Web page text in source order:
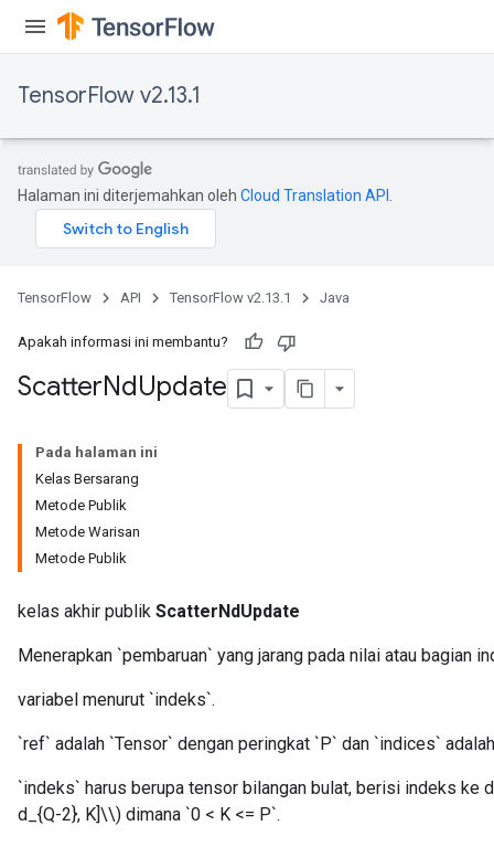
TensorFlow v2.13.1
Halaman ini diterjemahkan oleh Cloud Translation API
TensorFlow API TensorFlow v2.13.1 Java
Apakah informasi ini membantu?
ScatterNdUpdate
Pada halaman ini
Kelas Bersarang
Metode Publik
Metode Warisan
Metode Publik
kelas akhir publik ScatterNdUpdate
Menerapkan `pembaruan` yang jarang pada nilai atau bagian
variabel menurut `indeks`.
`ref` adalah `Tensor` dengan peringkat `P` dan `indices`
`indeks` harus berupa tensor bilangan bulat, berisi indeks ke
d_{Q-2}, K]\\) dimana `0 < K <= P`.